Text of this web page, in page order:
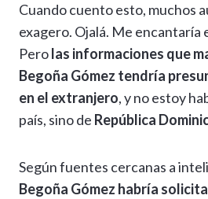
at
s
A
p
p
e
gr
a
m
e
b
o
o
k
ke
dI
n
Cuando cuento esto, muchos
exagero. Ojalá. Me encantaría
Perolas informaciones que
Begoña Gómez tendría
en el extranjero, y no estoy
país, sino de República
Según fuentes cercanas a
Begoña Gómez habría